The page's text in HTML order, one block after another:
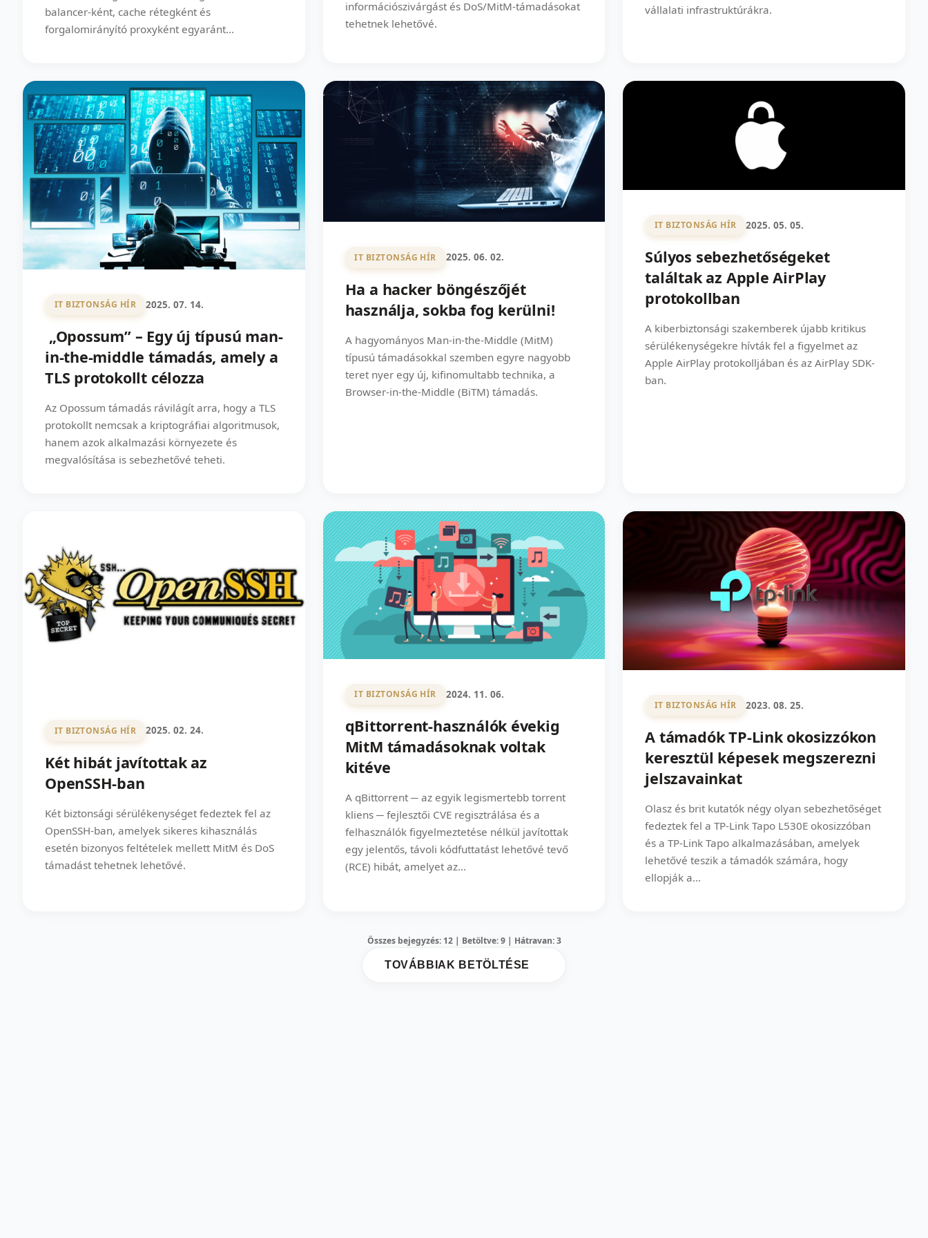
balancer-ként, cache rétegként és
forgalomirányító proxyként egyaránt...
információszivárgást és DoS/MitM-támadásokat
tehetnek lehetővé.
vállalati infrastruktúrákra.
IT BIZTONSÁG HÍR 2025. 07. 14.
„Opossum” – Egy új típusú man-
in-the-middle támadás, amely a
TLS protokollt célozza
Az Opossum támadás rávilágít arra, hogy a TLS
protokollt nemcsak a kriptográfiai algoritmusok,
hanem azok alkalmazási környezete és
megvalósítása is sebezhetővé teheti.
IT BIZTONSÁG HÍR 2025. 06. 02.
Ha a hacker böngészőjét
használja, sokba fog kerülni!
A hagyományos Man-in-the-Middle (MitM)
típusú támadásokkal szemben egyre nagyobb
teret nyer egy új, kifinomultabb technika, a
Browser-in-the-Middle (BiTM) támadás.
IT BIZTONSÁG HÍR 2025. 05. 05.
Súlyos sebezhetőségeket
találtak az Apple AirPlay
protokollban
A kiberbiztonsági szakemberek újabb kritikus
sérülékenységekre hívták fel a figyelmet az
Apple AirPlay protokolljában és az AirPlay SDK-
ban.
IT BIZTONSÁG HÍR 2025. 02. 24.
Két hibát javítottak az
OpenSSH-ban
Két biztonsági sérülékenységet fedeztek fel az
OpenSSH-ban, amelyek sikeres kihasználás
esetén bizonyos feltételek mellett MitM és DoS
támadást tehetnek lehetővé.
IT BIZTONSÁG HÍR 2024. 11. 06.
qBittorrent-használók évekig
MitM támadásoknak voltak
kitéve
A qBittorrent ─ az egyik legismertebb torrent
kliens ─ fejlesztői CVE regisztrálása és a
felhasználók figyelmeztetése nélkül javítottak
egy jelentős, távoli kódfuttatást lehetővé tevő
(RCE) hibát, amelyet az...
IT BIZTONSÁG HÍR 2023. 08. 25.
A támadók TP-Link okosizzókon
keresztül képesek megszerezni
jelszavainkat
Olasz és brit kutatók négy olyan sebezhetőséget
fedeztek fel a TP-Link Tapo L530E okosizzóban
és a TP-Link Tapo alkalmazásában, amelyek
lehetővé teszik a támadók számára, hogy
ellopják a...
Összes bejegyzés: 12 | Betöltve: 9 | Hátravan: 3
TOVÁBBIAK BETÖLTÉSE